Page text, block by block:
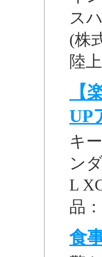
ス
(株
陸
【
UP
キ
ン
L
品
食